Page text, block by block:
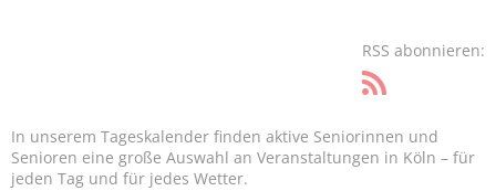
RSS abonnieren:
In unserem Tageskalender finden aktive Seniorinnen und
Senioren eine große Auswahl an Veranstaltungen in Köln – für
jeden Tag und für jedes Wetter.